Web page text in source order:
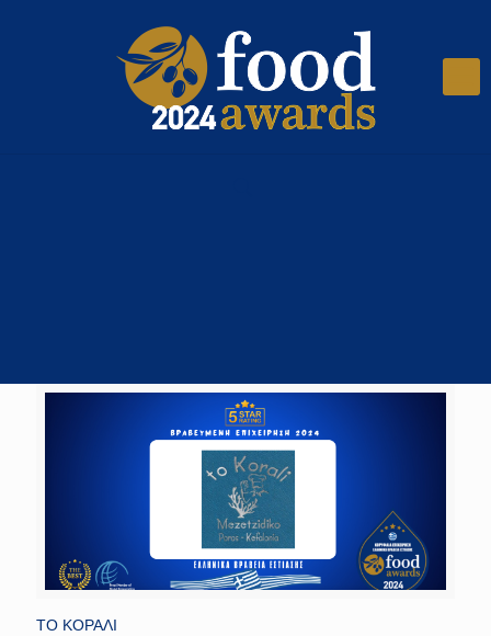
ΤΟ ΚΟΡΑΛΙ